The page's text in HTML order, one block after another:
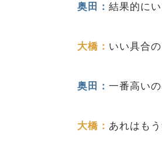
奥田：結果的に
大橋： いい具合
奥田：一番高い
大橋： あれはも